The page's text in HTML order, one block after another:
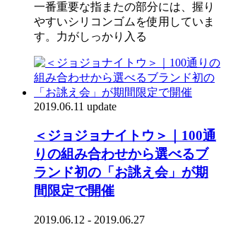
一番重要な指またの部分には、握り
やすいシリコンゴムを使用していま
す。力がしっかり入る
2019.06.11 update
＜ジョジョナイトウ＞｜100通
りの組み合わせから選べるブ
ランド初の「お誂え会」が期
間限定で開催
2019.06.12 - 2019.06.27